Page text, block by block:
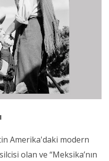
Amerika'daki modern
olan ve “Meksika’nın